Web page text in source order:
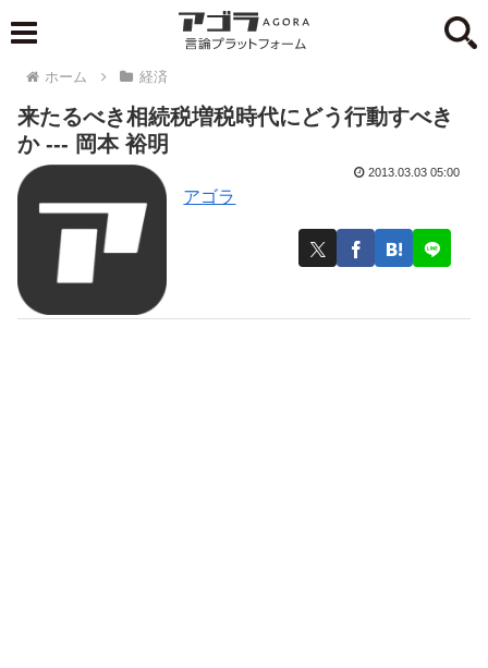
ホーム 経済
来たるべき相続税増税時代にどう行動すべき
か --- 岡本 裕明
アゴラ
2013.03.03 05:00